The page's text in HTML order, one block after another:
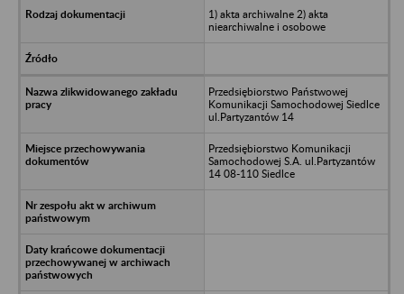
1) akta archiwalne 2) akta
niearchiwalne i osobowe
Przedsiębiorstwo Państwowej
Komunikacji Samochodowej Siedlce
ul.Partyzantów 14
Przedsiębiorstwo Komunikacji
Samochodowej S.A. ul.Partyzantów
14 08-110 Siedlce